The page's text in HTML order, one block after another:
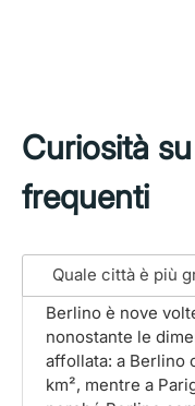
Curiosità
frequenti
Quale città è più
Berlino è nove
nonostante le
affollata: a Berlino
km², mentre a